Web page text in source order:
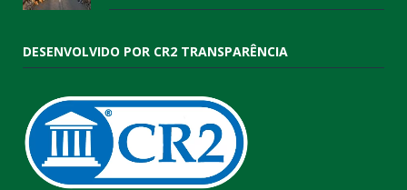
DESENVOLVIDO POR CR2 TRANSPARÊNCIA